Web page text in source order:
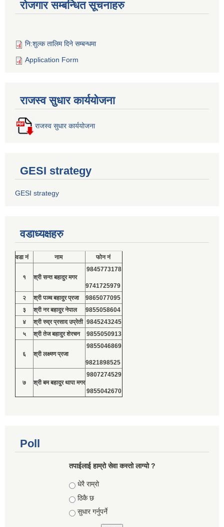
रोजगार सम्बन्धित सूचनाहरु
नि:शुल्क तालिम दिने सम्बन्धमा
Application Form
राजस्व सुधार कार्ययोजना
राजस्व सुधार कार्ययोजना
GESI strategy
GESI strategy
वडाध्यक्षहरु
वडा नं नाम फोन नं
१ श्री सन्त बहादुर मगर
9845773178
9741725979
२
श्री पञ्च बहादुर प्रजा
9865077095
३
श्री नर बहादुर नेपाल
9855058604
४
श्री रुद्र प्रसाद उप्रेती 9845243245
५
श्री तेज बहादुर शेरचन 9855050913
६ श्री लक्ष्मण प्रजा
9855046869
9821898525
७ श्री बम बहादुर थापा मगर
9807274529
9855042670
Poll
तपाईलाई हाम्रो सेवा कस्तो लाग्यो ?
Choices
धेरै राम्रो
ठिकै छ
सुधार गर्नुपर्ने